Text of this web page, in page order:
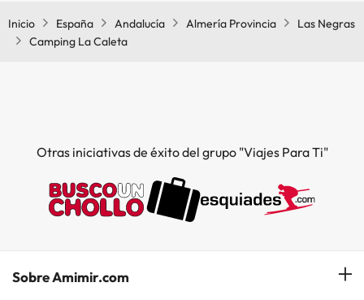
Piscina al aire libre (temporada de verano)
Inicio España Andalucía Almería Provincia
Las Negras
Camping La Caleta
Otras iniciativas de éxito del grupo "Viajes Para Ti"
Sobre Amimir.com